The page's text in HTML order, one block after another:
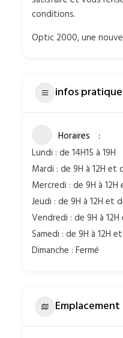
conditions.
Optic 2000, une
infos
Horaires
Lundi : de 14H15 à 19H
Mardi : de 9H à 12H et
Mercredi : de 9H à 12H
Jeudi : de 9H à 12H et
Vendredi : de 9H à 12H
Samedi : de 9H à 12H
Dimanche : Fermé
Emplacement